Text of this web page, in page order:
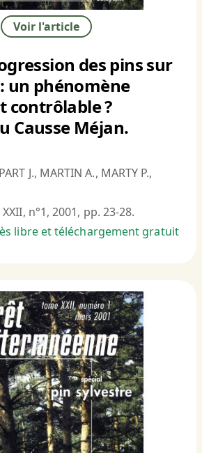
Voir l'article
des pins sur
un phénomène
contrôlable ?
Causse Méjan.
J., MARTIN A., MARTY P.,
n°1, 2001, pp. 23-28.
libre et téléchargement gratuit